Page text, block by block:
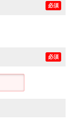
必須
必須